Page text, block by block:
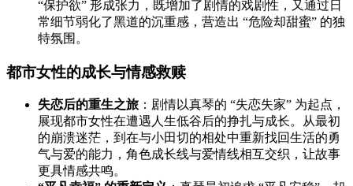
“保护欲” 形成张力，既增加了剧情的戏剧性，又通过日
常细节弱化了黑道的沉重感，营造出 “危险却甜蜜” 的独
特氛围。
都市女性的成长与情感救赎
失恋后的重生之旅 ：剧情以真琴的 “失恋失家” 为起点，
展现都市女性在遭遇人生低谷后的挣扎与成长。从最初
的崩溃迷茫，到在与小田切的相处中重新找回生活的勇
气与爱的能力，角色成长线与爱情线相互交织，让故事
更具情感共鸣。